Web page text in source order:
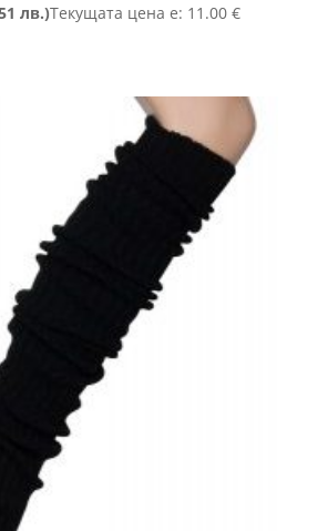
лв.)Текущата цена е: 11.00 €